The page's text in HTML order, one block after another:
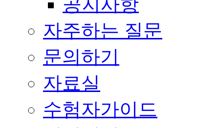
자주하는 질문
문의하기
자료실
수험자가이드